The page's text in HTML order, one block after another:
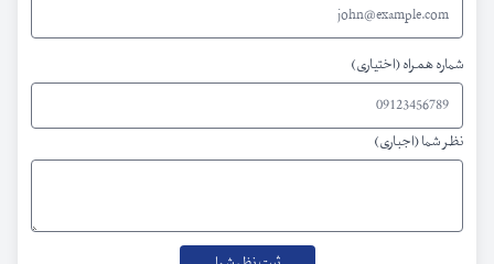
شماره همراه (اختیاری)
نظر شما (اجباری)